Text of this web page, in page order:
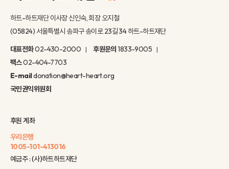
하트-하트재단 이사장 신인숙, 회장 오지철
(05824) 서울특별시 송파구 송이로 23길 34 하트-하트재단
대표전화02-430-2000 후원문의1833-9005
팩스02-404-7703
E-maildonation@heart-heart.org
국민권익위원회
후원 계좌
우리은행
1005-101-413016
예금주 : (사)하트하트재단